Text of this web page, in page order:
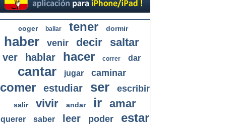
coger bailar tener dormir
haber venir decir saltar
ver hablar hacer correr dar
cantar jugar caminar
comer estudiar ser escribir
salir vivir andar ir amar
querer saber leer poder estar